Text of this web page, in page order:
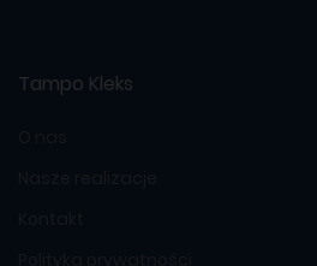
Tampo Kleks